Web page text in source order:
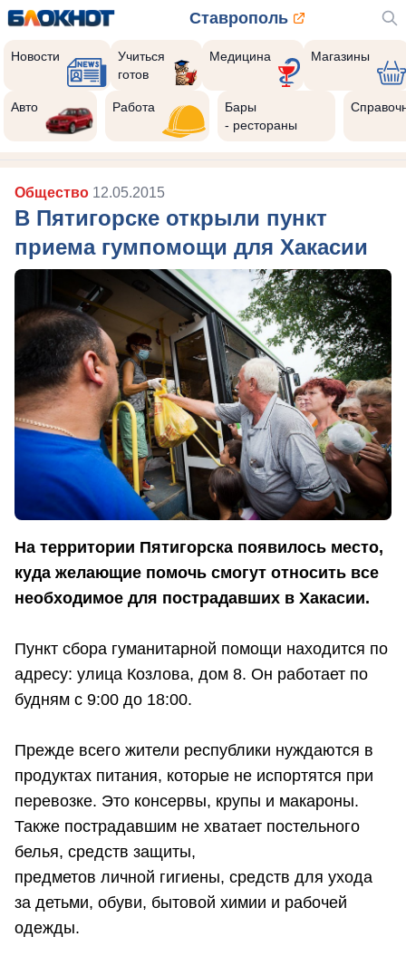
Ставрополь
Новости
Учиться
готов
Медицина Магазины
Авто Работа
Бары
- рестораны
Общество 12.05.2015
В Пятигорске открыли пункт
приема гумпомощи для Хакасии
На территории Пятигорска появилось место,
куда желающие помочь смогут относить все
необходимое для пострадавших в Хакасии.
Пункт сбора гуманитарной помощи находится по
адресу: улица Козлова, дом 8. Он работает по
будням с 9:00 до 18:00.
Прежде всего жители республики нуждаются в
продуктах питания, которые не испортятся при
перевозке. Это консервы, крупы и макароны.
Также пострадавшим не хватает постельного
белья, средств защиты,
предметов личной гигиены, средств для ухода
за детьми, обуви, бытовой химии и рабочей
одежды.